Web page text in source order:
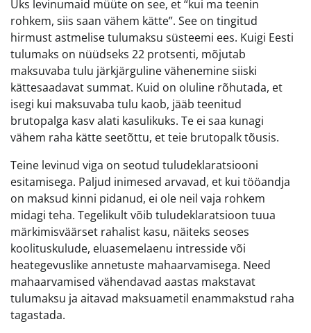
Üks levinumaid müüte on see, et “kui ma teenin
rohkem, siis saan vähem kätte”. See on tingitud
hirmust astmelise tulumaksu süsteemi ees. Kuigi Eesti
tulumaks on nüüdseks 22 protsenti, mõjutab
maksuvaba tulu järkjärguline vähenemine siiski
kättesaadavat summat. Kuid on oluline rõhutada, et
isegi kui maksuvaba tulu kaob, jääb teenitud
brutopalga kasv alati kasulikuks. Te ei saa kunagi
vähem raha kätte seetõttu, et teie brutopalk tõusis.
Teine levinud viga on seotud tuludeklaratsiooni
esitamisega. Paljud inimesed arvavad, et kui tööandja
on maksud kinni pidanud, ei ole neil vaja rohkem
midagi teha. Tegelikult võib tuludeklaratsioon tuua
märkimisväärset rahalist kasu, näiteks seoses
koolituskulude, eluasemelaenu intresside või
heategevuslike annetuste mahaarvamisega. Need
mahaarvamised vähendavad aastas makstavat
tulumaksu ja aitavad maksuametil enammakstud raha
tagastada.